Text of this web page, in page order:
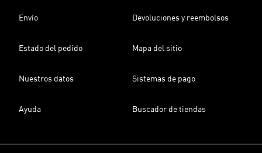
Envío Devoluciones y reembolsos
Estado del pedido Mapa del sitio
Nuestros datos Sistemas de pago
Ayuda Buscador de tiendas